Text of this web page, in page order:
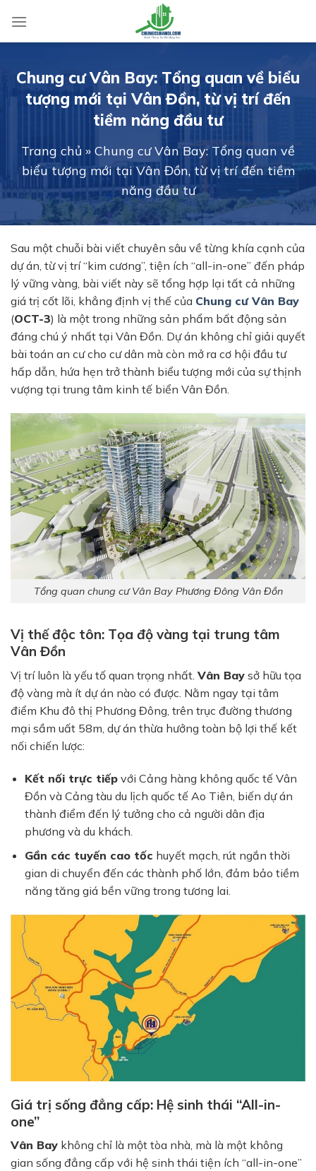
content
Chung cư Vân Bay: Tổng quan về biểu
tượng mới tại Vân Đồn, từ vị trí đến
tiềm năng đầu tư
Trang chủ » Chung cư Vân Bay: Tổng quan về
biểu tượng mới tại Vân Đồn, từ vị trí đến tiềm
năng đầu tư
Sau một chuỗi bài viết chuyên sâu về từng khía cạnh của
dự án, từ vị trí “kim cương”, tiện ích “all-in-one” đến pháp
lý vững vàng, bài viết này sẽ tổng hợp lại tất cả những
giá trị cốt lõi, khẳng định vị thế của Chung cư Vân Bay
(OCT-3) là một trong những sản phẩm bất động sản
đáng chú ý nhất tại Vân Đồn. Dự án không chỉ giải quyết
bài toán an cư cho cư dân mà còn mở ra cơ hội đầu tư
hấp dẫn, hứa hẹn trở thành biểu tượng mới của sự thịnh
vượng tại trung tâm kinh tế biển Vân Đồn.
Tổng quan chung cư Vân Bay Phương Đông Vân Đồn
Vị thế độc tôn: Tọa độ vàng tại trung tâm
Vân Đồn
Vị trí luôn là yếu tố quan trọng nhất. Vân Bay sở hữu tọa
độ vàng mà ít dự án nào có được. Nằm ngay tại tâm
điểm Khu đô thị Phương Đông, trên trục đường thương
mại sầm uất 58m, dự án thừa hưởng toàn bộ lợi thế kết
nối chiến lược:
Kết nối trực tiếp với Cảng hàng không quốc tế Vân
Đồn và Cảng tàu du lịch quốc tế Ao Tiên, biến dự án
thành điểm đến lý tưởng cho cả người dân địa
phương và du khách.
Gần các tuyến cao tốc huyết mạch, rút ngắn thời
gian di chuyển đến các thành phố lớn, đảm bảo tiềm
năng tăng giá bền vững trong tương lai.
Giá trị sống đẳng cấp: Hệ sinh thái “All-in-
one”
Vân Bay không chỉ là một tòa nhà, mà là một không
gian sống đẳng cấp với hệ sinh thái tiện ích “all-in-one”